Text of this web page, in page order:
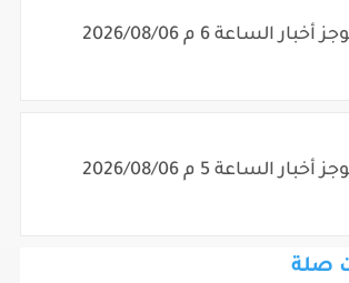
أخبار الساعة 6 م 2026/08/06
أخبار الساعة 5 م 2026/08/06
صلة